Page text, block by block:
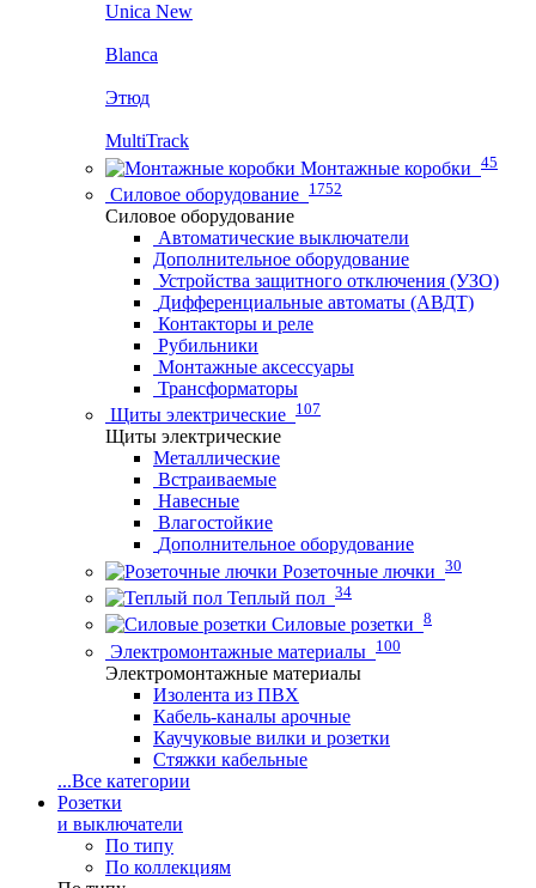
Unica New
Blanca
Этюд
MultiTrack
Монтажные коробки 45
Силовое оборудование 1752
Силовое оборудование
Автоматические выключатели
Дополнительное оборудование
Устройства защитного отключения (УЗО)
Дифференциальные автоматы (АВДТ)
Контакторы и реле
Рубильники
Монтажные аксессуары
Трансформаторы
Щиты электрические 107
Щиты электрические
Металлические
Встраиваемые
Навесные
Влагостойкие
Дополнительное оборудование
Розеточные лючки 30
Теплый пол 34
Силовые розетки 8
Электромонтажные материалы 100
Электромонтажные материалы
Изолента из ПВХ
Кабель-каналы арочные
Каучуковые вилки и розетки
Стяжки кабельные
...Все категории
Розетки
и выключатели
По типу
По коллекциям